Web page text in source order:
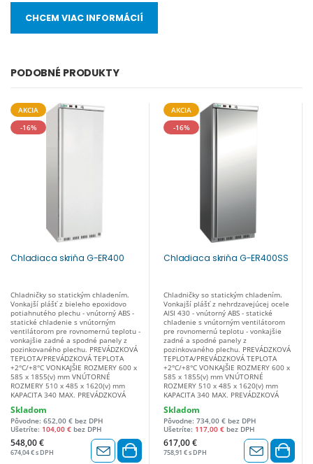
CHCEM VIAC INFORMÁCIÍ
PODOBNÉ PRODUKTY
AKCIA
-16%
Chladiaca skriňa G-ER400
Chladničky so statickým chladením.
Vonkajší plášť z bieleho epoxidovo
potiahnutého plechu - vnútorný ABS -
statické chladenie s vnútorným
ventilátorom pre rovnomernú teplotu -
vonkajšie zadné a spodné panely z
pozinkovaného plechu. PREVÁDZKOVÁ
TEPLOTA/PREVÁDZKOVÁ TEPLOTA
+2°C/+8°C VONKAJŠIE ROZMERY 600 x
585 x 1855(v) mm VNÚTORNÉ
ROZMERY 510 x 485 x 1620(v) mm
KAPACITA 340 MAX. PREVÁDZKOVÁ
CHLADENIA doskový výparník TYP
ODMRAZOVANIA automatický TYP
CHLADIACEHO PLYNU R600a PLYN (gr.)
75 ODPAROVANIE KONDENZOVANEJ
VODY automatické REGULÁCIA
TEPLOTY termostat IZOLÁCIA (mm) 45
Skladom
Pôvodne: 652,00 € bez DPH
Ušetríte: 104,00 € bez DPH
548,00 €
674,04 € s DPH
AKCIA
-16%
Chladiaca skriňa G-ER400SS
Chladničky so statickým chladením.
Vonkajší plášť z nehrdzavejúcej ocele
AISI 430 - vnútorný ABS - statické
chladenie s vnútorným ventilátorom
pre rovnomernú teplotu - vonkajšie
zadné a spodné panely z
pozinkovaného plechu. PREVÁDZKOVÁ
TEPLOTA/PREVÁDZKOVÁ TEPLOTA
+2°C/+8°C VONKAJŠIE ROZMERY 600 x
585 x 1855(v) mm VNÚTORNÉ
ROZMERY 510 x 485 x 1620(v) mm
KAPACITA 340 MAX. PREVÁDZKOVÁ
CHLADENIA doskový výparník TYP
ODMRAZOVANIA automatické TYP
CHLADIACEHO PLYNU R600a PLYN (gr.)
75 ODPAROVANIE KONDENZOVANEJ
VODY automatické REGULÁCIA
TEPLOTY termostat IZOLÁCIA (mm) 45
Skladom
Pôvodne: 734,00 € bez DPH
Ušetríte: 117,00 € bez DPH
617,00 €
758,91 € s DPH